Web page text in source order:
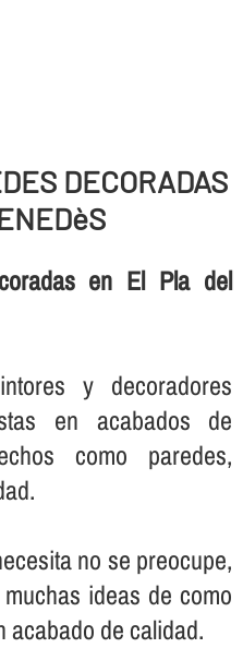
DECORADAS
en El Pla del
y decoradores
en acabados de
como paredes,
no se preocupe,
ideas de como
acabado de calidad.